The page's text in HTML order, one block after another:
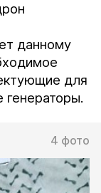
данному
для
генераторы.
4 фото